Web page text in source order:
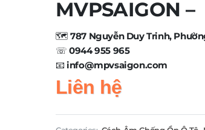
MVPSAIGON
🗺️787 Nguyễn Duy Trinh,
☏0944 955 965
📧info@mpvsaigon.com
Liên hệ